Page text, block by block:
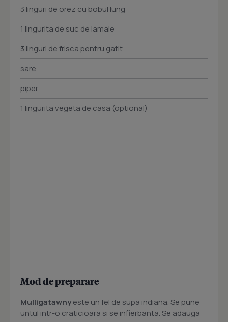
3 linguri de orez cu bobul lung
1 lingurita de suc de lamaie
3 linguri de frisca pentru gatit
sare
piper
1 lingurita vegeta de casa (optional)
Mod de preparare
Mulligatawnyeste un fel de supa indiana. Se pune
untul intr-o craticioara si se infierbanta. Se adauga